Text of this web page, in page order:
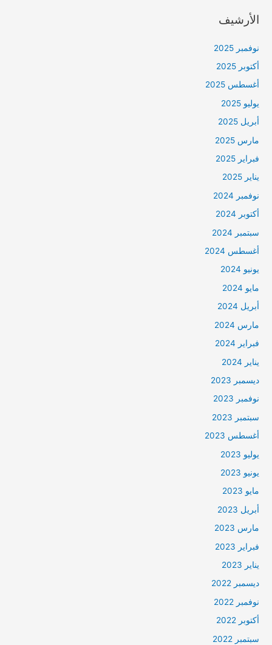
الأرشيف
نوفمبر 2025
أكتوبر 2025
أغسطس 2025
يوليو 2025
أبريل 2025
مارس 2025
فبراير 2025
يناير 2025
نوفمبر 2024
أكتوبر 2024
سبتمبر 2024
أغسطس 2024
يونيو 2024
مايو 2024
أبريل 2024
مارس 2024
فبراير 2024
يناير 2024
ديسمبر 2023
نوفمبر 2023
سبتمبر 2023
أغسطس 2023
يوليو 2023
يونيو 2023
مايو 2023
أبريل 2023
مارس 2023
فبراير 2023
يناير 2023
ديسمبر 2022
نوفمبر 2022
أكتوبر 2022
سبتمبر 2022